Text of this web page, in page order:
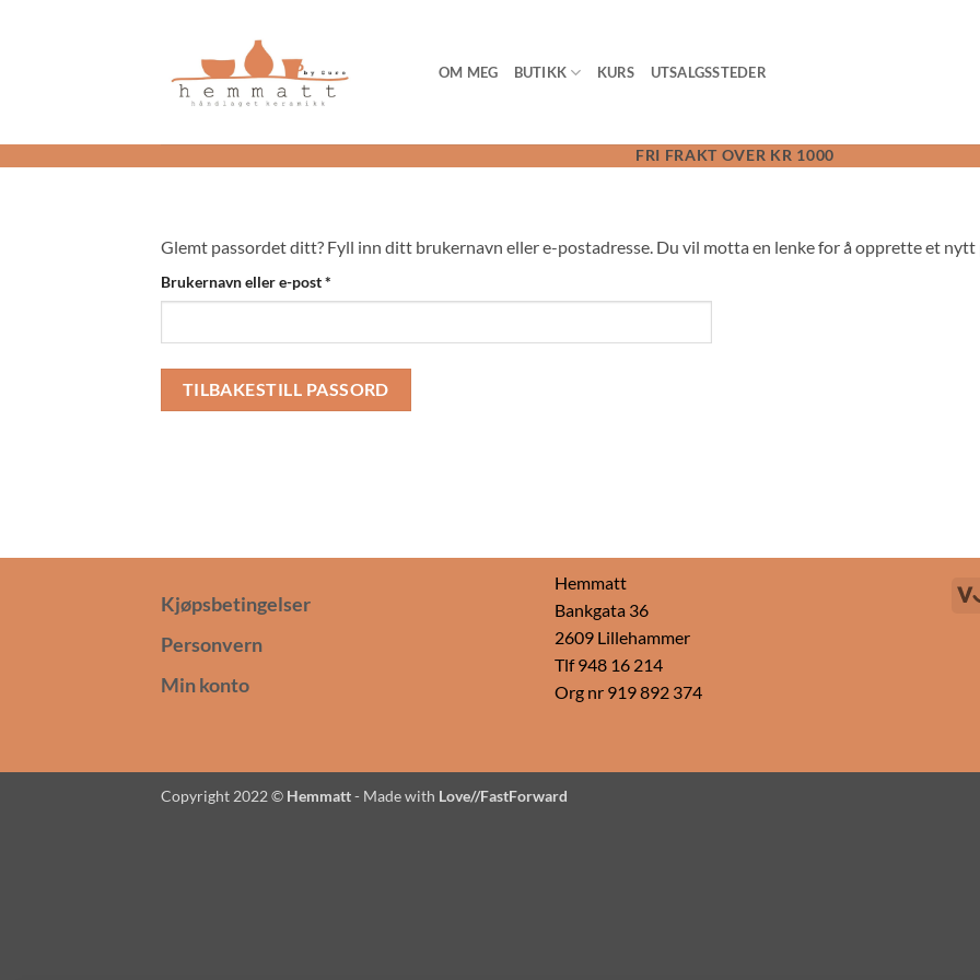
OM MEG BUTIKK KURS UTSALGSSTEDER
FRI FRAKT OVER KR 1000
Glemt passordet ditt? Fyll inn ditt brukernavn eller e-postadresse. Du vil motta en lenke for å opprette et nytt
Brukernavn eller e-post*
TILBAKESTILL PASSORD
Kjøpsbetingelser
Personvern
Min konto
Hemmatt
Bankgata 36
2609 Lillehammer
Tlf 948 16 214
Org nr 919 892 374
Copyright 2022 © Hemmatt- Made with Love//FastForward